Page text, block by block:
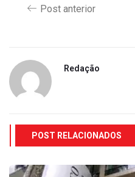
Post anterior
Redação
POST RELACIONADOS